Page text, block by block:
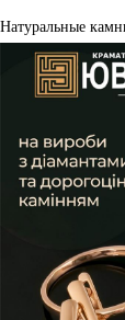
Натуральные